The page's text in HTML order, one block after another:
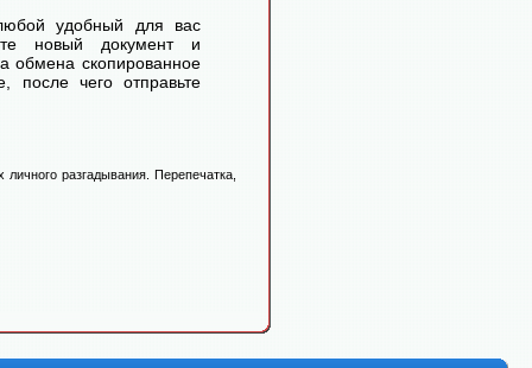
удобный для вас
новый документ и
обмена скопированное
после чего отправьте
разгадывания. Перепечатка,